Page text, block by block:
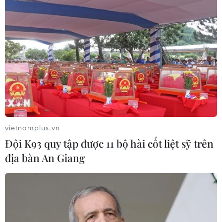
Tuyển thủ Indonesia cúi đầu thành
khẩn xin lỗi người hâm mộ xứ vạn
đảo
04/08/2026 03:17
ASEAN Cup 2026: "Chìa khóa" giúp
tuyển Việt Nam quật ngã Indonesia
04/08/2026 03:05
ASEAN Cup 2026: Đội tuyển Việt
Nam tạo "cơn địa chấn" trên truyền
vietnamplus.vn
Đội K93 quy tập được 11 bộ hài cốt liệt sỹ trên
địa bàn An Giang